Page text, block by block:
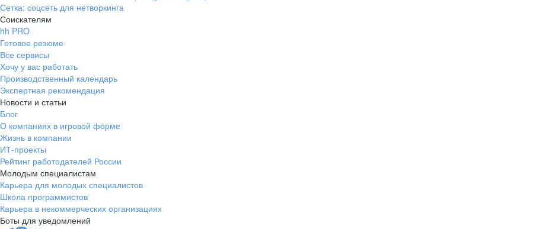
Сетка: соцсеть для нетворкинга
Соискателям
hh PRO
Готовое резюме
Все сервисы
Хочу у вас работать
Производственный календарь
Экспертная рекомендация
Новости и статьи
Блог
О компаниях в игровой форме
Жизнь в компании
ИТ-проекты
Рейтинг работодателей России
Молодым специалистам
Карьера для молодых специалистов
Школа программистов
Карьера в некоммерческих организациях
Боты для уведомлений